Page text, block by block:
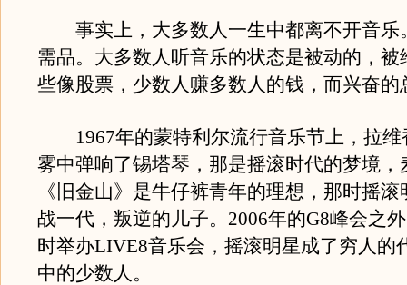
事实上，大多数人一生中都离不开音乐
需品。大多数人听音乐的状态是被动的，被
些像股票，少数人赚多数人的钱，而兴奋的
1967年的蒙特利尔流行音乐节上，拉维
雾中弹响了锡塔琴，那是摇滚时代的梦境，
《旧金山》是牛仔裤青年的理想，那时摇
战一代，叛逆的儿子。2006年的G8峰会之
时举办LIVE8音乐会，摇滚明星成了穷人的
中的少数人。